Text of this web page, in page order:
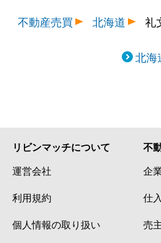
不動産売買
北海道 礼
北海
リビンマッチについて
運営会社
利用規約
個人情報の取り扱い
不
企
仕
売